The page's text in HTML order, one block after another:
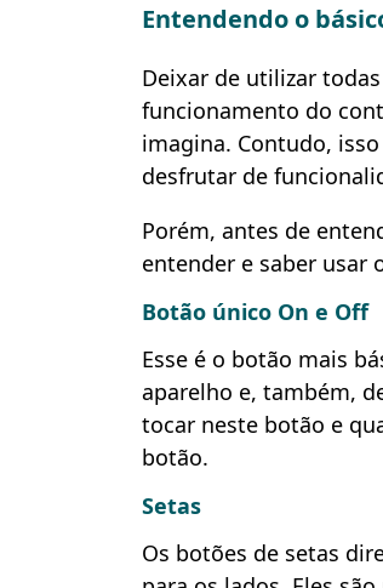
Entendendo o
Deixar de utilizar
funcionamento do
imagina. Contudo,
desfrutar de
Porém, antes de
entender e saber usar
Botão único On e Off
Esse é o botão mais
aparelho e, também,
tocar neste botão e
botão.
Setas
Os botões de setas